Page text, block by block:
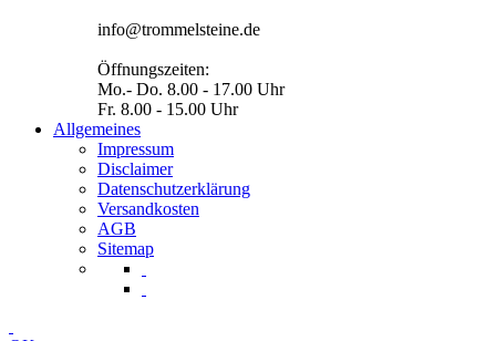
info@trommelsteine.de
Öffnungszeiten:
Mo.- Do. 8.00 - 17.00 Uhr
Fr. 8.00 - 15.00 Uhr
Allgemeines
Impressum
Disclaimer
Datenschutzerklärung
Versandkosten
AGB
Sitemap